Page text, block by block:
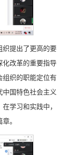
织提出了更高的要
化改革的重要指导
组织的职能定位有
中国特色社会主义
学习和实践中，
。